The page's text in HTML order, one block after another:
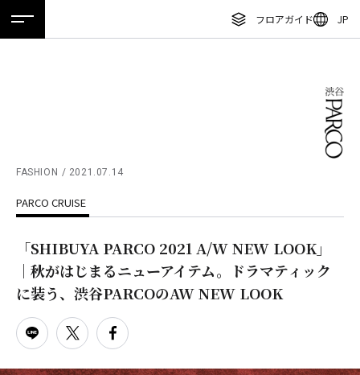
フロアガイド JP
ホーム 特集 ニュース イベント アクセス
ニュース
特集
TAX FREE
DELIVERY SERVICES
ENGLISH
ภาษาไทย
日本語
FASHION 2021.07.14
PARCO CRUISE
「SHIBUYA PARCO 2021 A/W NEW LOOK」
｜秋がはじまるニューアイテム。ドラマティック
に装う、渋谷PARCOのAW NEW LOOK